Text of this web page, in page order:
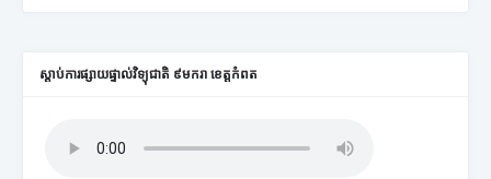
ស្តាប់ការផ្សាយផ្ទាល់វិទ្យុជាតិ ៩មករា ខេត្តកំពត